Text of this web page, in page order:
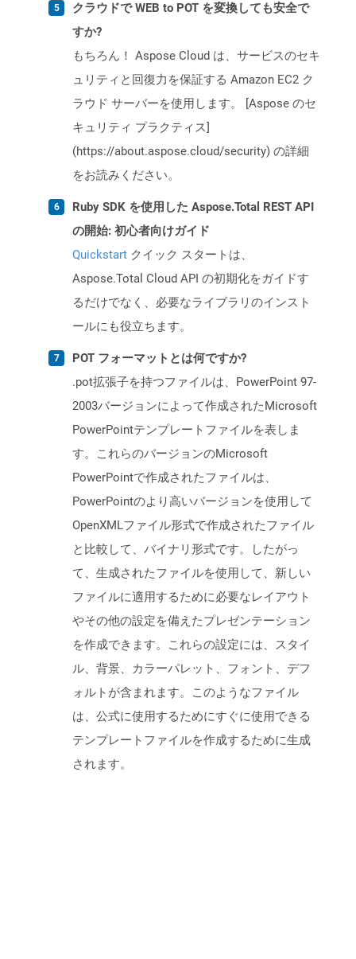
クラウドで WEB to POT を変換しても安全で
すか?
もちろん！ Aspose Cloud は、サービスのセキ
ュリティと回復力を保証する Amazon EC2 ク
ラウド サーバーを使用します。 [Aspose のセ
キュリティ プラクティス]
(https://about.aspose.cloud/security) の詳細
をお読みください。
Ruby SDK を使用した Aspose.Total REST API
の開始: 初心者向けガイド
Quickstart クイック スタートは、
Aspose.Total Cloud API の初期化をガイドす
るだけでなく、必要なライブラリのインスト
ールにも役立ちます。
POT フォーマットとは何ですか?
.pot拡張子を持つファイルは、PowerPoint 97-
2003バージョンによって作成されたMicrosoft
PowerPointテンプレートファイルを表しま
す。これらのバージョンのMicrosoft
PowerPointで作成されたファイルは、
PowerPointのより高いバージョンを使用して
OpenXMLファイル形式で作成されたファイル
と比較して、バイナリ形式です。したがっ
て、生成されたファイルを使用して、新しい
ファイルに適用するために必要なレイアウト
やその他の設定を備えたプレゼンテーション
を作成できます。これらの設定には、スタイ
ル、背景、カラーパレット、フォント、デフ
ォルトが含まれます。このようなファイル
は、公式に使用するためにすぐに使用できる
テンプレートファイルを作成するために生成
されます。